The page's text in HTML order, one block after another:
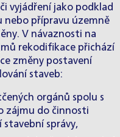
vyjádření jako podklad
přípravu územně
V návaznosti na
rekodifikace přichází
změny postavení
staveb:
orgánů spolu s
zájmu do činnosti
správy,